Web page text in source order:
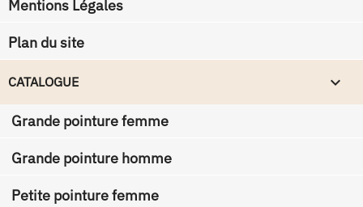
Mentions Légales
Plan du site
CATALOGUE 
Grande pointure femme
Grande pointure homme
Petite pointure femme